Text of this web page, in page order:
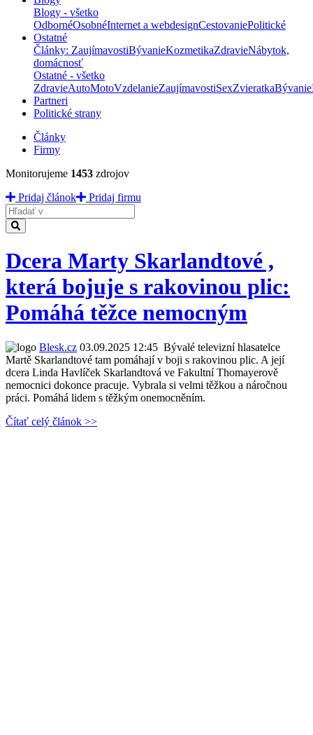
Blogy - všetko
OdbornéOsobnéInternet a webdesignCestovaniePolitické
Ostatné
Články: ZaujímavostiBývanieKozmetikaZdravieNábytok,
domácnosť
Ostatné - všetko
ZdravieAutoMotoVzdelanieZaujímavostiSexZvieratkaBývanie
Partneri
Politické strany
Články
Firmy
Monitorujeme 1453 zdrojov
Pridaj článok
Pridaj firmu
Hladať
Dcera Marty Skarlandtové ,
která bojuje s rakovinou plic:
Pomáhá těžce nemocným
Blesk.cz 03.09.2025 12:45 Bývalé televizní hlasatelce
Martě Skarlandtové tam pomáhají v boji s rakovinou plic. A její
dcera Linda Havlíček Skarlandtová ve Fakultní Thomayerově
nemocnici dokonce pracuje. Vybrala si velmi těžkou a náročnou
práci. Pomáhá lidem s těžkým onemocněním.
Čítať celý článok >>